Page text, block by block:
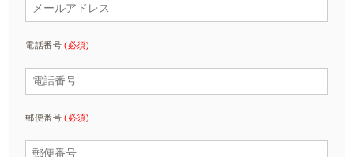
電話番号(必須)
郵便番号(必須)